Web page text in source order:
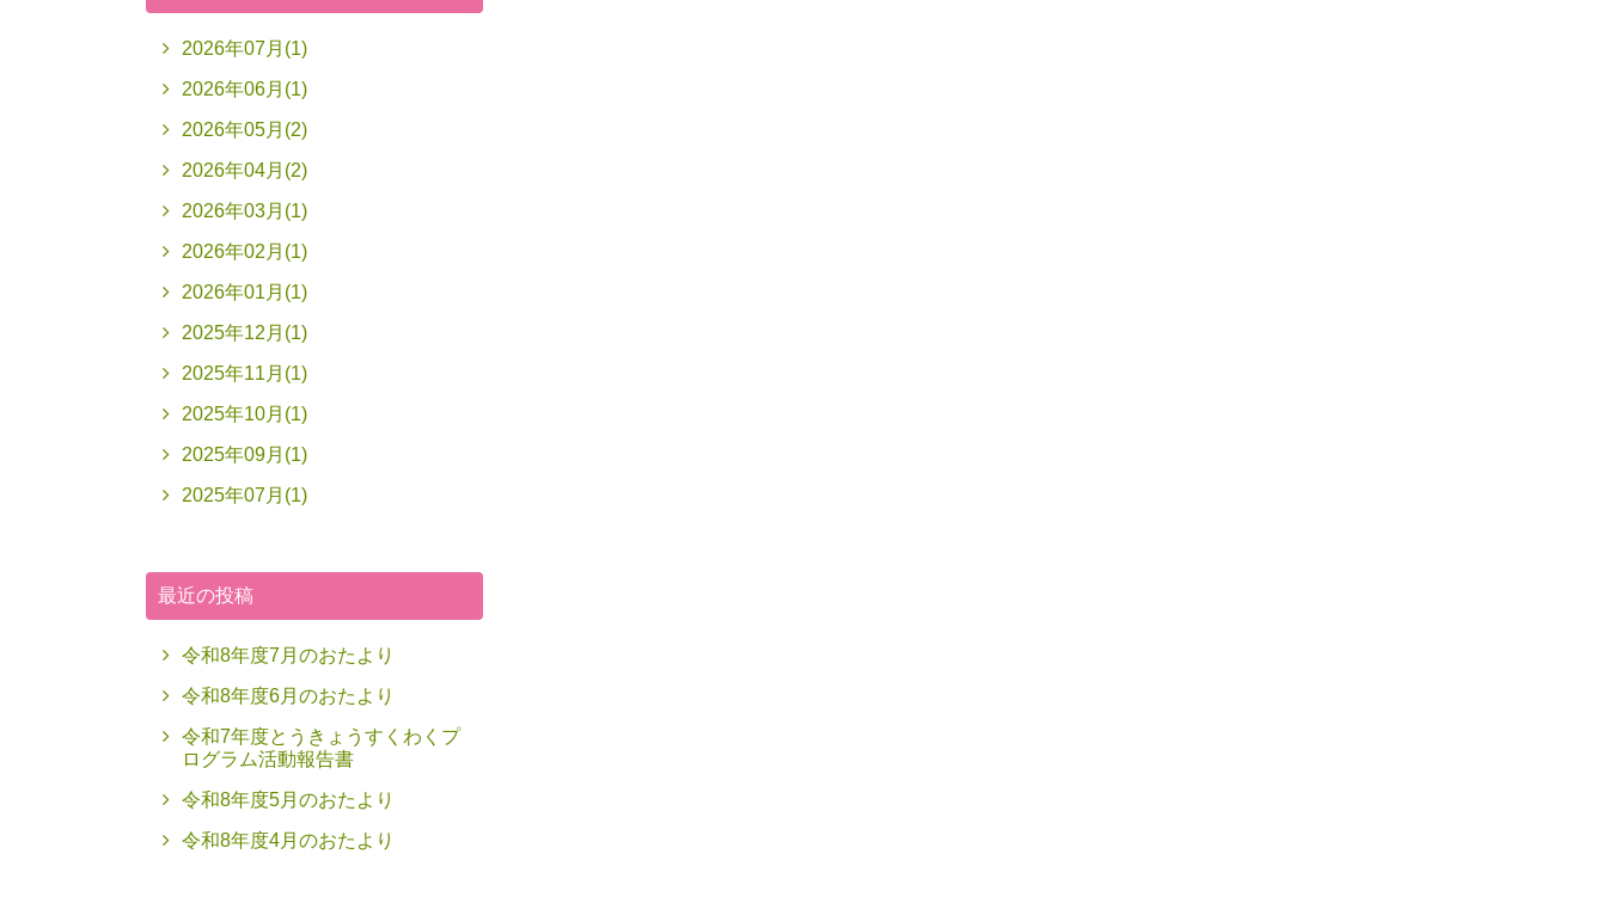
2026年07月(1)
2026年06月(1)
2026年05月(2)
2026年04月(2)
2026年03月(1)
2026年02月(1)
2026年01月(1)
2025年12月(1)
2025年11月(1)
2025年10月(1)
2025年09月(1)
2025年07月(1)
最近の投稿
令和8年度7月のおたより
令和8年度6月のおたより
令和7年度とうきょうすくわくプ
ログラム活動報告書
令和8年度5月のおたより
令和8年度4月のおたより